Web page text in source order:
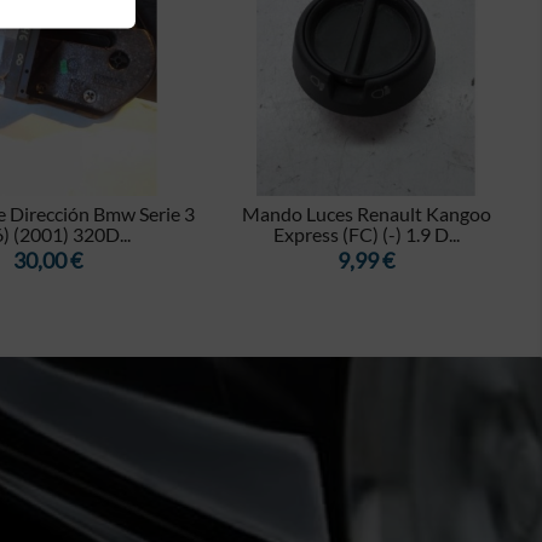
Dirección Bmw Serie 3
(2001) 320D...
Precio
30,00 €
Mando Luces Renault Kangoo
Express (FC) (-) 1.9 D...
Precio
9,99 €